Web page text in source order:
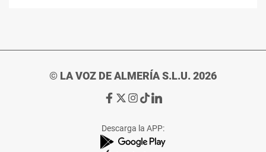
© LA VOZ DE ALMERÍA S.L.U. 2026
Ir
de
La
Ir
de
La
Ir
de
La
Ir
de
La
Ir
de
La
Descarga la APP: